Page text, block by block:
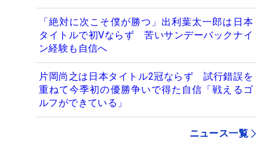
「絶対に次こそ僕が勝つ」出利葉太一郎は日本
タイトルで初Vならず 苦いサンデーバックナイ
ン経験も自信へ
片岡尚之は日本タイトル2冠ならず 試行錯誤を
重ねて今季初の優勝争いで得た自信「戦えるゴ
ルフができている」
ニュース一覧